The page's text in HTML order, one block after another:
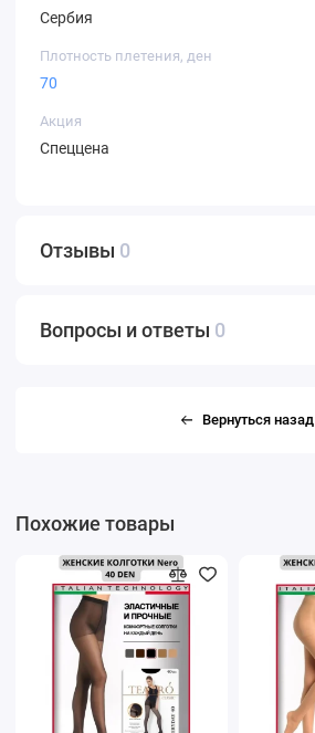
Сербия
Плотность плетения, ден
70
Акция
Спеццена
Отзывы 0
Вопросы и ответы 0
Вернуться назад
Похожие товары